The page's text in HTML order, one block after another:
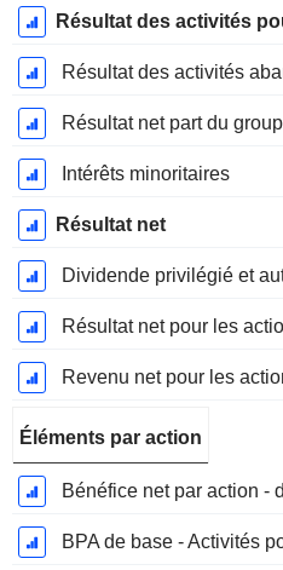
Résultat des activités
Résultat des activités
Résultat net part du
Intérêts minoritaires
Résultat net
Dividende privilégié et
Éléments par action
Bénéfice net par action -
BPA de base - Activités